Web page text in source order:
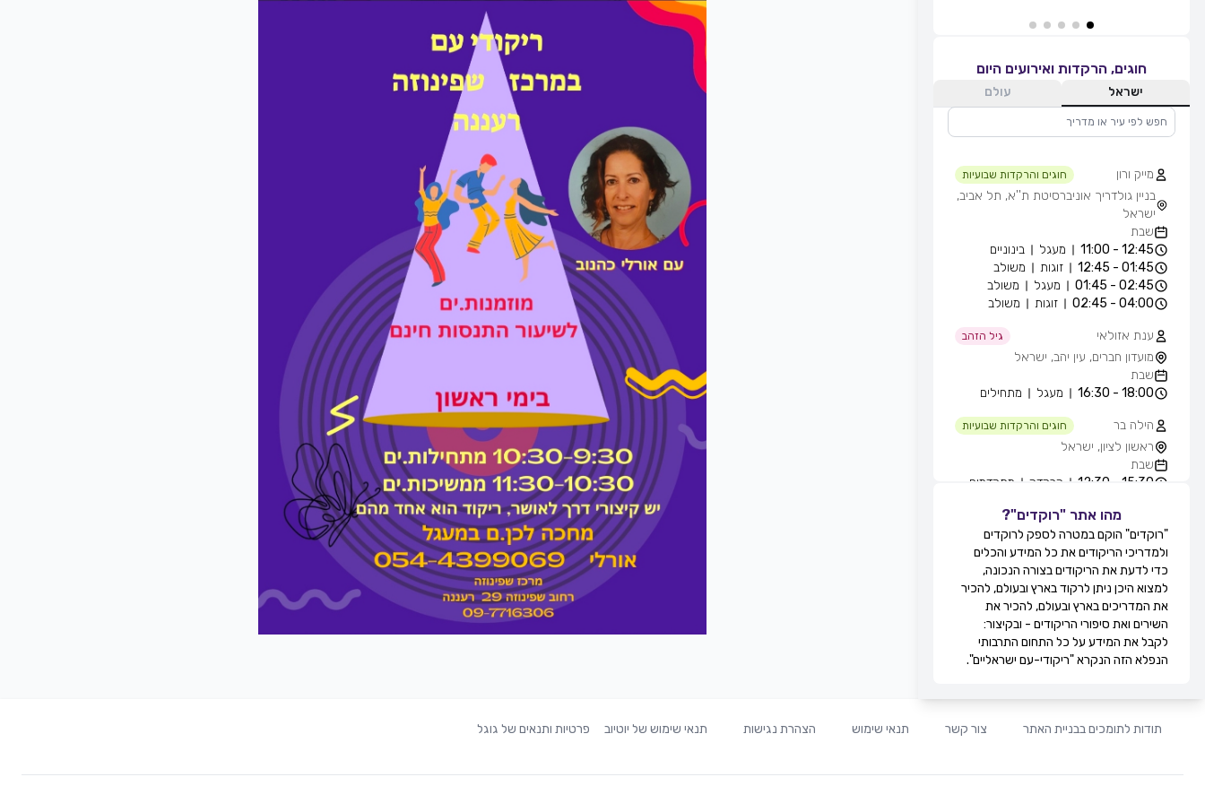
חוגים, הרקדות ואירועים היום
ישראל עולם
מייק ורון חוגים והרקדות שבועיות
בניין גולדריך אוניברסיטת ת''א, תל אביב,
ישראל
שבת
12:45 - 11:00
מעגל
בינוניים
01:45 - 12:45
זוגות
משולב
02:45 - 01:45
מעגל
משולב
04:00 - 02:45
זוגות משולב
ענת אזולאי גיל הזהב
מועדון חברים, עין יהב, ישראל
שבת
18:00 - 16:30
מעגל מתחילים
הילה בר חוגים והרקדות שבועיות
ראשון לציון, ישראל
שבת
15:30 - 12:30
הרקדה מתקדמים
גילה סולומון לוי חוגים והרקדות שבועיות
טיילת בת ים - חוף הסלע, בחורף
מ-11:00, בת ים, ישראל
שבת
12:30 - 11:00
מעגל
מתקדמים
13:30 - 12:30
זוגות מתקדמים
מירי אקוני חוגים והרקדות שבועיות
קאנטרי דקל, זוגות בלבד, תל אביב,
21:30 - 20:30
זוגות
מהו אתר "רוקדים"?
"רוקדים" הוקם במטרה לספק לרוקדים
ולמדריכי הריקודים את כל המידע והכלים
כדי לדעת את הריקודים בצורה הנכונה,
למצוא היכן ניתן לרקוד בארץ ובעולם, להכיר
את המדריכים בארץ ובעולם, להכיר את
השירים ואת סיפורי הריקודים - ובקיצור:
לקבל את המידע על כל התחום התרבותי
הנפלא הזה הנקרא "ריקודי-עם ישראליים".
תודות לתומכים בבניית האתר צור קשר תנאי שימוש הצהרת נגישות תנאי שימוש של יוטיוב פרטיות ותנאים של גוגל